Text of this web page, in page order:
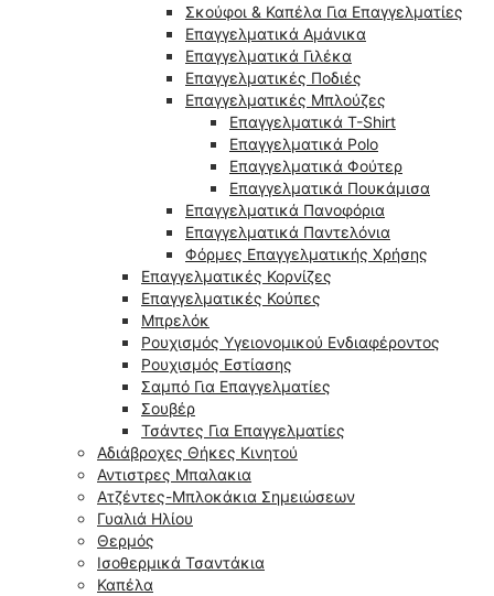
Σκούφοι & Καπέλα Για Επαγγελματίες
Επαγγελματικά Αμάνικα
Επαγγελματικά Γιλέκα
Επαγγελματικές Ποδιές
Επαγγελματικές Μπλούζες
Επαγγελματικά T-Shirt
Επαγγελματικά Polo
Επαγγελματικά Φούτερ
Επαγγελματικά Πουκάμισα
Επαγγελματικά Πανοφόρια
Επαγγελματικά Παντελόνια
Φόρμες Επαγγελματικής Χρήσης
Επαγγελματικές Κορνίζες
Επαγγελματικές Κούπες
Μπρελόκ
Ρουχισμός Υγειονομικού Ενδιαφέροντος
Ρουχισμός Εστίασης
Σαμπό Για Επαγγελματίες
Σουβέρ
Τσάντες Για Επαγγελματίες
Αδιάβροχες Θήκες Κινητού
Αντιστρες Μπαλακια
Ατζέντες-Μπλοκάκια Σημειώσεων
Γυαλιά Ηλίου
Θερμός
Ισοθερμικά Τσαντάκια
Καπέλα